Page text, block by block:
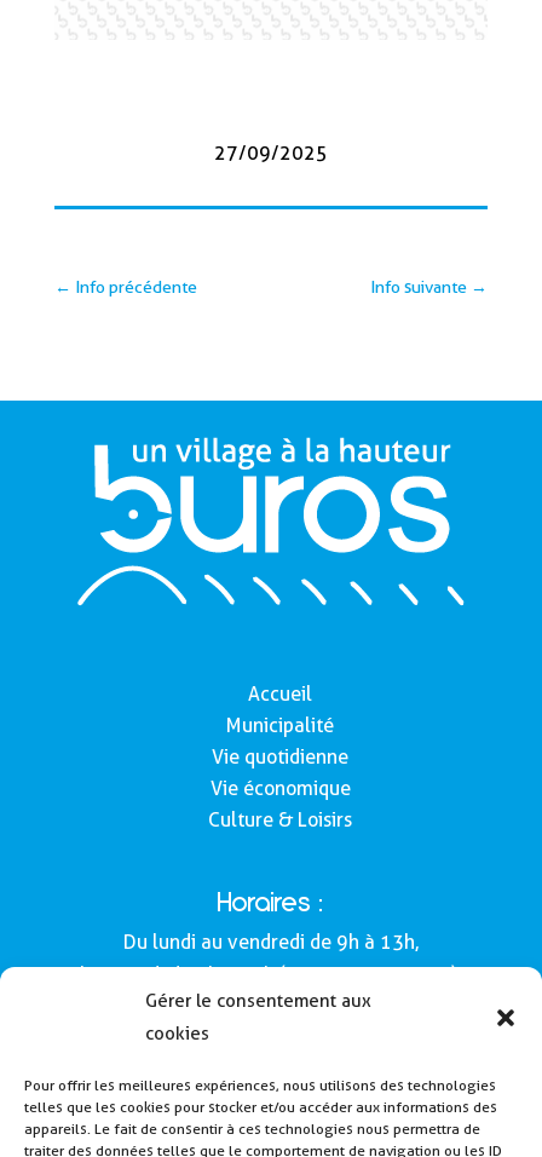
Gérer le consentement aux
cookies
Pour offrir les meilleures expériences, nous utilisons des technologies
telles que les cookies pour stocker et/ou accéder aux informations des
appareils. Le fait de consentir à ces technologies nous permettra de
traiter des données telles que le comportement de navigation ou les ID
27/09/2025
← Info précédente Info suivante →
Accueil
Municipalité
Vie quotidienne
Vie économique
Culture & Loisirs
Horaires :
Du lundi au vendredi de 9h à 13h,
le samedi de 9h à 12h (Semaines impaires).
160, route de Morlàas
64160 - Buros